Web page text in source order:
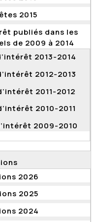
2015
publiés dans les
de 2009 à 2014
2013-2014
2012-2013
2011-2012
2010-2011
2009-2010
2026
2025
2024
en matière de
sans
des
l'Office
française et à la
les promotions sans
et les valeurs qui
publique
l’impartialité et le
d’accès aux emplois et